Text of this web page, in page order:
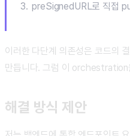
preSignedURL로 직접
이러한 다단계 의존성은 코드의
만듭니다. 그럼 이 orchestration
해결 방식 제안